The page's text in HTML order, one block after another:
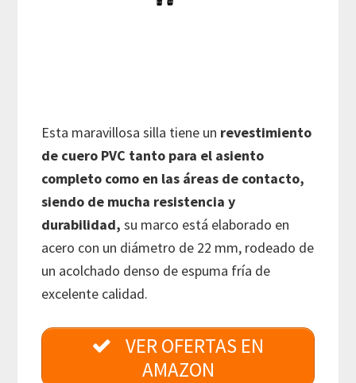
Esta maravillosa silla tiene un revestimiento
de cuero PVC tanto para el asiento
completo como en las áreas de contacto,
siendo de mucha resistencia y
durabilidad, su marco está elaborado en
acero con un diámetro de 22 mm, rodeado de
un acolchado denso de espuma fría de
excelente calidad.
VER OFERTAS EN
AMAZON